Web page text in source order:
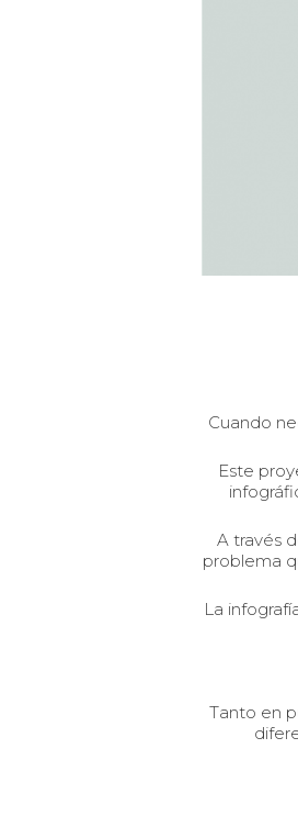
Cuando
Este
A través
problema
La
Tanto en